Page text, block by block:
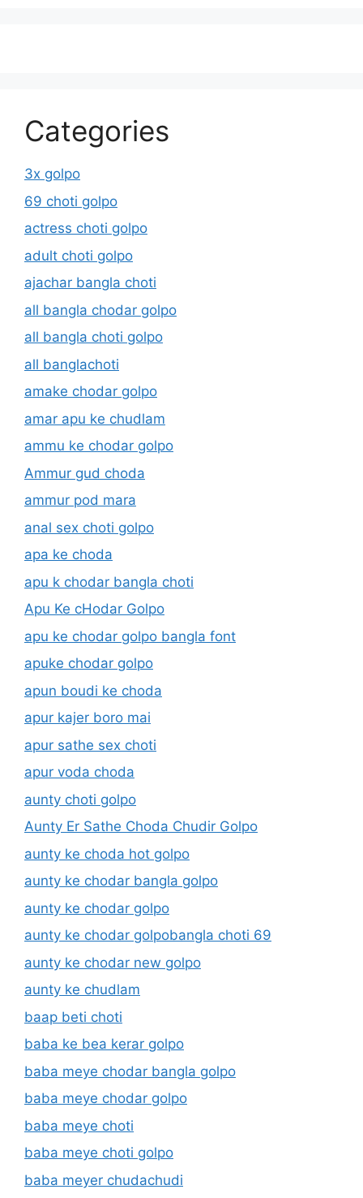
Categories
3x golpo
69 choti golpo
actress choti golpo
adult choti golpo
ajachar bangla choti
all bangla chodar golpo
all bangla choti golpo
all banglachoti
amake chodar golpo
amar apu ke chudlam
ammu ke chodar golpo
Ammur gud choda
ammur pod mara
anal sex choti golpo
apa ke choda
apu k chodar bangla choti
Apu Ke cHodar Golpo
apu ke chodar golpo bangla font
apuke chodar golpo
apun boudi ke choda
apur kajer boro mai
apur sathe sex choti
apur voda choda
aunty choti golpo
Aunty Er Sathe Choda Chudir Golpo
aunty ke choda hot golpo
aunty ke chodar bangla golpo
aunty ke chodar golpo
aunty ke chodar golpobangla choti 69
aunty ke chodar new golpo
aunty ke chudlam
baap beti choti
baba ke bea kerar golpo
baba meye chodar bangla golpo
baba meye chodar golpo
baba meye choti
baba meye choti golpo
baba meyer chudachudi